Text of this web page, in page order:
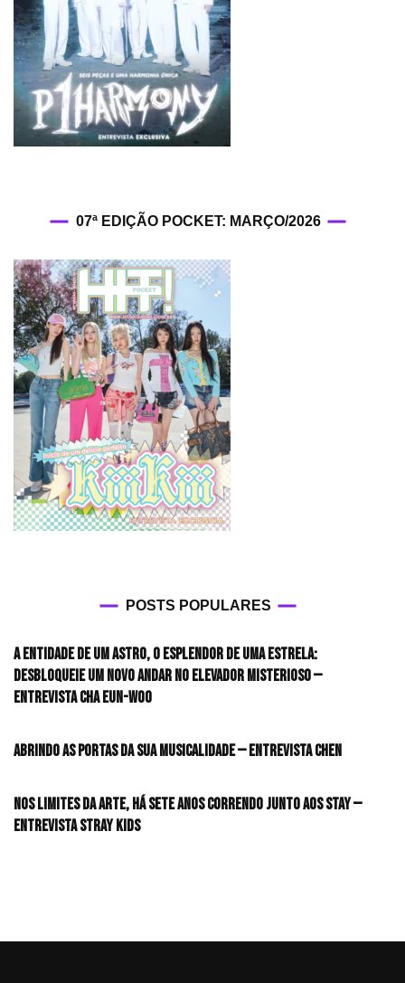
07ª EDIÇÃO POCKET: MARÇO/2026
POSTS POPULARES
A entidade de um astro, o esplendor de uma estrela:
desbloqueie um novo andar no elevador misterioso —
Entrevista CHA EUN-WOO
Abrindo as portas da sua musicalidade — Entrevista CHEN
Nos limites da arte, há sete anos correndo junto aos STAY —
Entrevista Stray Kids